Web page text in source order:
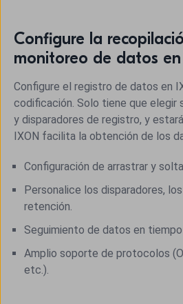
Configure la
monitoreo de datos
Configure el registro de datos en
codificación. Solo tiene que elegir
y disparadores de registro, y
IXON facilita la obtención de los
Configuración de arrastrar y
Personalice los disparadores,
retención.
Seguimiento de datos en
Amplio soporte de protocolos
etc.).